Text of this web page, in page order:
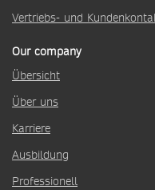
Vertriebs- und
Our company
Übersicht
Über uns
Karriere
Ausbildung
Professionell